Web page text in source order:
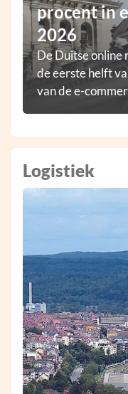
procent in
2026
De Duitse online
de eerste helft
van de e-
Logistiek